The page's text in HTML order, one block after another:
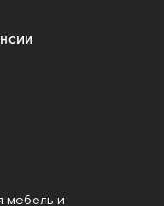
мебель и